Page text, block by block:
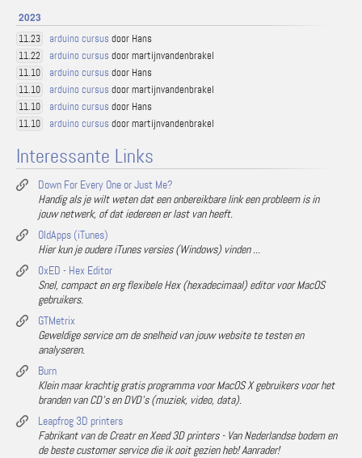
2023
11.23 arduino cursus door Hans
11.22 arduino cursus door martijnvandenbrakel
11.10 arduino cursus door Hans
11.10 arduino cursus door martijnvandenbrakel
11.10 arduino cursus door Hans
11.10 arduino cursus door martijnvandenbrakel
Interessante Links
Down For Every One or Just Me?
Handig als je wilt weten dat een onbereikbare link een probleem is in
jouw netwerk, of dat iedereen er last van heeft.
OldApps (iTunes)
Hier kun je oudere iTunes versies (Windows) vinden ...
0xED - Hex Editor
Snel, compact en erg flexibele Hex (hexadecimaal) editor voor MacOS
gebruikers.
GTMetrix
Geweldige service om de snelheid van jouw website te testen en
analyseren.
Burn
Klein maar krachtig gratis programma voor MacOS X gebruikers voor het
branden van CD's en DVD's (muziek, video, data).
Leapfrog 3D printers
Fabrikant van de Creatr en Xeed 3D printers - Van Nederlandse bodem en
de beste customer service die ik ooit gezien heb! Aanrader!